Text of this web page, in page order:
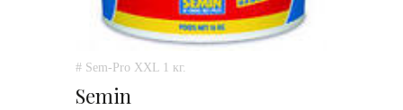
# Sem-Pro XXL 1 кг.
Semin